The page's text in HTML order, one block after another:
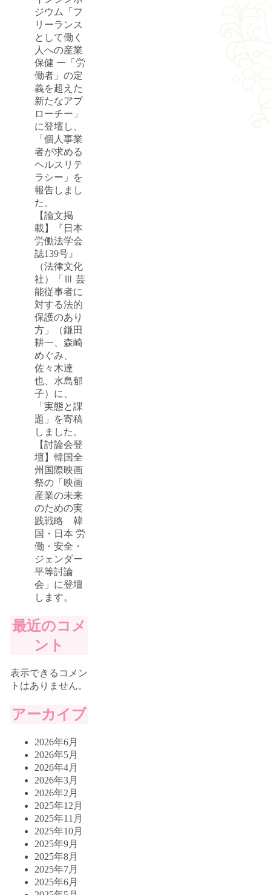
ジウム「フ
リーランス
として働く
人への産業
保健 ー「労
働者」の定
義を超えた
新たなアプ
ローチー」
に登壇し、
「個人事業
者が求める
ヘルスリテ
ラシー」を
報告しまし
た。
【論文掲
載】『日本
労働法学会
誌139号』
（法律文化
社）「Ⅲ 芸
能従事者に
対する法的
保護のあり
方」（鎌田
耕一、森崎
めぐみ、
佐々木達
也、水島郁
子）に、
「実態と課
題」を寄稿
しました。
【討論会登
壇】韓国全
州国際映画
祭の「映画
産業の未来
のための実
践戦略 韓
国・日本 労
働・安全・
ジェンダー
平等討論
会」に登壇
します。
最近のコメ
ント
表示できるコメン
トはありません。
アーカイブ
2026年6月
2026年5月
2026年4月
2026年3月
2026年2月
2025年12月
2025年11月
2025年10月
2025年9月
2025年8月
2025年7月
2025年6月